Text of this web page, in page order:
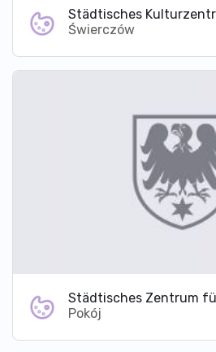
Städtisches
Świerczów
Pokój